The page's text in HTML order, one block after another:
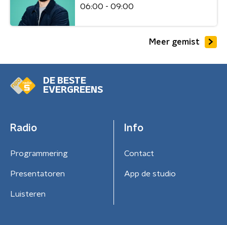
06:00 - 09:00
Meer gemist
DE BESTE
EVERGREENS
Radio
Programmering
Presentatoren
Luisteren
Info
Contact
App de studio